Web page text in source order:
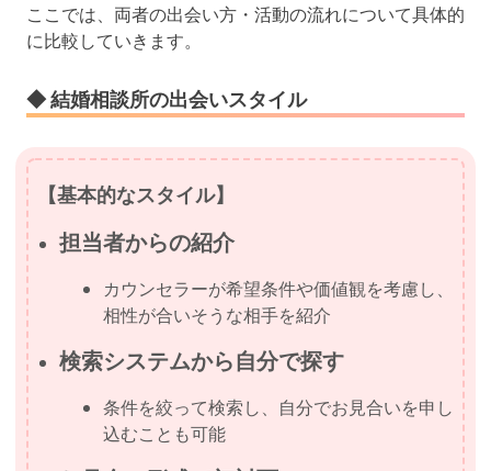
ここでは、両者の出会い方・活動の流れについて具体的
に比較していきます。
◆ 結婚相談所の出会いスタイル
【基本的なスタイル】
担当者からの紹介
カウンセラーが希望条件や価値観を考慮し、
相性が合いそうな相手を紹介
検索システムから自分で探す
条件を絞って検索し、自分でお見合いを申し
込むことも可能